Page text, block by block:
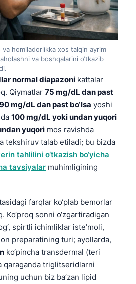
va homiladorlikka xos talqin ayrim
va boshqalarini o‘tkazib
normal diapazoni kattalar
Qiymatlar 75 mg/dL dan past
90 mg/dL dan past bo‘lsa yoshi
100 mg/dL yoki undan yuqori
yuqori mos ravishda
tekshiruv talab etiladi; bu bizda
tahlilini o‘tkazish bo‘yicha
tavsiyalar muhimligining
farqlar ko‘plab bemorlar
Ko‘proq sonni o‘zgartiradigan
spirtli ichimliklar iste’moli,
preparatining turi; ayollarda,
ko‘pincha transdermal (teri
qaraganda triglitseridlarni
uchun biz ba’zan lipid